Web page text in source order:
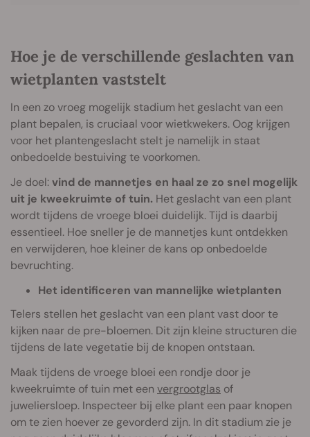
Hoe je de verschillende geslachten van
wietplanten vaststelt
In een zo vroeg mogelijk stadium het geslacht van een
plant bepalen, is cruciaal voor wietkwekers. Oog krijgen
voor het plantengeslacht stelt je namelijk in staat
onbedoelde bestuiving te voorkomen.
Je doel:vind de mannetjes en haal ze zo snel mogelijk
uit je kweekruimte of tuin. Het geslacht van een plant
wordt tijdens de vroege bloei duidelijk. Tijd is daarbij
essentieel. Hoe sneller je de mannetjes kunt ontdekken
en verwijderen, hoe kleiner de kans op onbedoelde
bevruchting.
Het identificeren van mannelijke wietplanten
Telers stellen het geslacht van een plant vast door te
kijken naar de pre-bloemen. Dit zijn kleine structuren die
tijdens de late vegetatie bij de knopen ontstaan.
Maak tijdens de vroege bloei een rondje door je
kweekruimte of tuin met een vergrootglas of
juweliersloep. Inspecteer bij elke plant een paar knopen
om te zien hoever ze gevorderd zijn. In dit stadium zie je